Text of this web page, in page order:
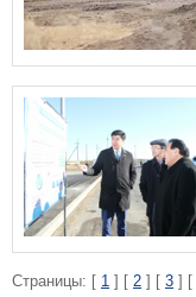
Страницы: [ 1 ] [ 2 ] [ 3 ] [